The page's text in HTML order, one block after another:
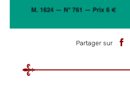
Partager sur